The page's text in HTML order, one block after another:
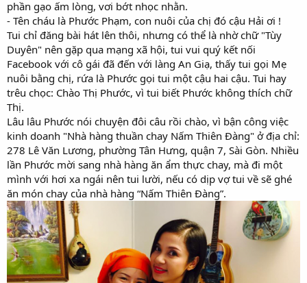
phần gạo ấm lòng, vơi bớt nhọc nhằn.
- Tên cháu là Phước Phạm, con nuôi của chị đó cậu Hải ơi !
Tui chỉ đăng bài hát lên thôi, nhưng có thể là nhờ chữ "Tùy
Duyên" nên gặp qua mạng xã hội, tui vui quý kết nối
Facebook với cô gái đã đến với làng An Giạ, thấy tui gọi Mẹ
nuôi bằng chị, rứa là Phước gọi tui một cậu hai cậu. Tui hay
trêu chọc: Chào Thị Phước, vì tui biết Phước không thích chữ
Thị.
Lâu lâu Phước nói chuyện đôi câu rồi chào, vì bận công việc
kinh doanh "Nhà hàng thuần chay Nấm Thiên Đàng" ở địa chỉ:
278 Lê Văn Lương, phường Tân Hưng, quận 7, Sài Gòn. Nhiều
lần Phước mời sang nhà hàng ăn ẩm thực chay, mà đi một
mình với hơi xa ngái nên tui lười, nếu có dịp vợ tui về sẽ ghé
ăn món chay của nhà hàng “Nấm Thiên Đàng”.